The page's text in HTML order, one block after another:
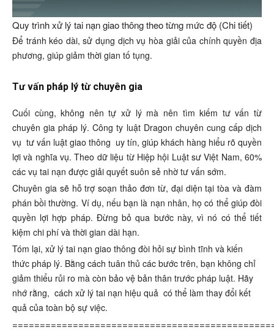
Quy trình xử lý tai nạn giao thông theo từng mức độ (Chi tiết)
Để tránh kéo dài, sử dụng dịch vụ hòa giải của chính quyền địa
phương, giúp giảm thời gian tố tụng.
Tư vấn pháp lý từ chuyên gia
Cuối cùng, không nên tự xử lý mà nên tìm kiếm tư vấn từ
chuyên gia pháp lý. Công ty luật Dragon chuyên cung cấp dịch
vụ tư vấn luật giao thông uy tín, giúp khách hàng hiểu rõ quyền
lợi và nghĩa vụ. Theo dữ liệu từ Hiệp hội Luật sư Việt Nam, 60%
các vụ tai nạn được giải quyết suôn sẻ nhờ tư vấn sớm.
Chuyên gia sẽ hỗ trợ soạn thảo đơn từ, đại diện tại tòa và đàm
phán bồi thường. Ví dụ, nếu bạn là nạn nhân, họ có thể giúp đòi
quyền lợi hợp pháp. Đừng bỏ qua bước này, vì nó có thể tiết
kiệm chi phí và thời gian dài hạn.
Tóm lại, xử lý tai nạn giao thông đòi hỏi sự bình tĩnh và kiến
thức pháp lý. Bằng cách tuân thủ các bước trên, bạn không chỉ
giảm thiểu rủi ro mà còn bảo vệ bản thân trước pháp luật. Hãy
nhớ rằng, cách xử lý tai nạn hiệu quả có thể làm thay đổi kết
quả của toàn bộ sự việc.